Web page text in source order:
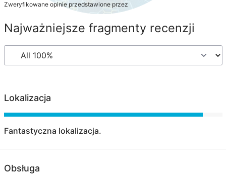
Zweryfikowane opinie przedstawione przez
Najważniejsze fragmenty recenzji
Lokalizacja
Fantastyczna lokalizacja.
Obsługa